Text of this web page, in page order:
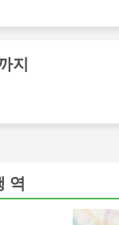
여행지
가격 및 좌
반적으로 표준 클
행에 좋은 선택
넓고 푹신한 등
지
역